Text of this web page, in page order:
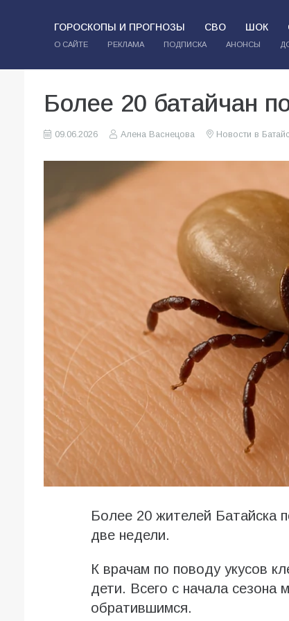
ГОРОСКОПЫ И ПРОГНОЗЫ СВО ШОК
О САЙТЕ РЕКЛАМА ПОДПИСКА АНОНСЫ
Более 20 батайчан
09.06.2026 Алена Васнецова Новости в
Более 20 жителей Батайска
две недели.
К врачам по поводу укусов
дети. Всего с начала
обратившимся.